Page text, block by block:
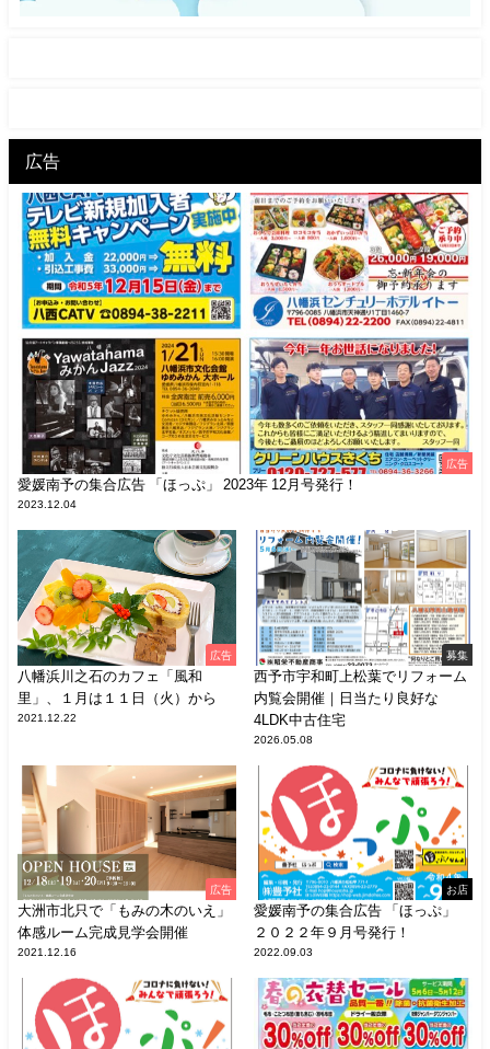
広告
広告
愛媛南予の集合広告 「ほっぷ」 2023年 12月号発行！
2023.12.04
広告
八幡浜川之石のカフェ「風和
里」、１月は１１日（火）から
2021.12.22
募集
西予市宇和町上松葉でリフォーム
内覧会開催｜日当たり良好な
4LDK中古住宅
2026.05.08
広告
大洲市北只で「もみの木のいえ」
体感ルーム完成見学会開催
2021.12.16
お店
愛媛南予の集合広告 「ほっぷ」
２０２２年９月号発行！
2022.09.03